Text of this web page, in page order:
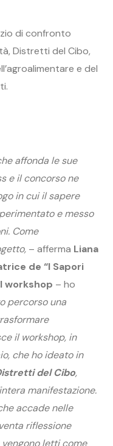
di confronto
Distretti del Cibo,
e del
affonda le sue
e il concorso ne
in cui il sapere
e messo
Come
– afferma Liana
de “I Sapori
workshop – ho
percorso una
il workshop, in
che ho ideato in
del Cibo,
manifestazione.
accade nelle
riflessione
letti come